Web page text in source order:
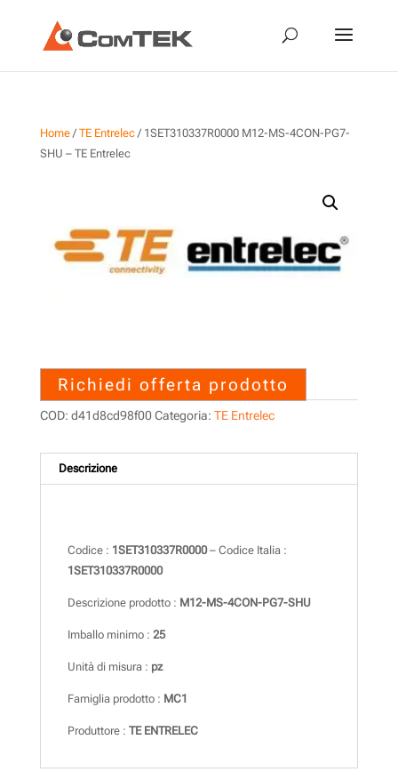
Home/ TE Entrelec/ 1SET310337R0000 M12-MS-4CON-PG7-
SHU – TE Entrelec
Richiedi offerta prodotto
COD: d41d8cd98f00 Categoria: TE Entrelec
Descrizione
Codice : 1SET310337R0000– Codice Italia :
1SET310337R0000
Descrizione prodotto : M12-MS-4CON-PG7-SHU
Imballo minimo : 25
Unità di misura : pz
Famiglia prodotto : MC1
Produttore : TE ENTRELEC